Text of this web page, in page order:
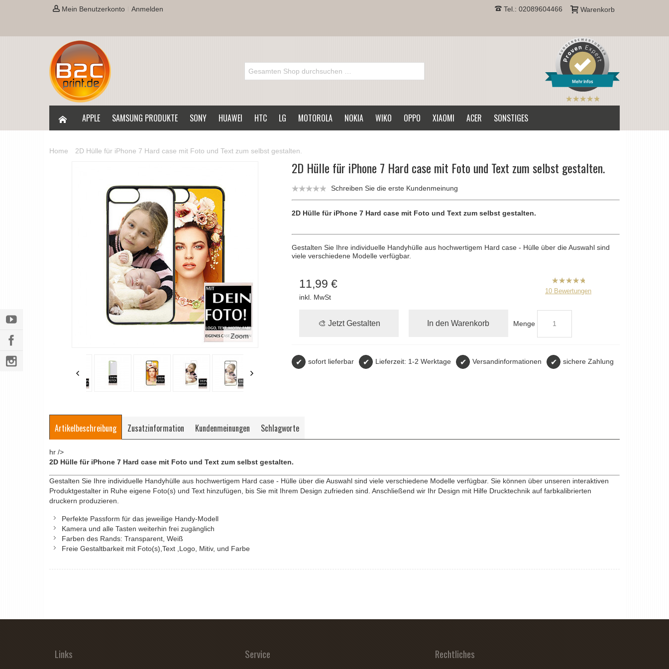
Mein Benutzerkonto Anmelden Warenkorb
Tel.: 02089604466
Mehr Infos
B2CPrint
Sternen |
APPLE SAMSUNG PRODUKTE SONY HUAWEI HTC LG MOTOROLA NOKIA WIKO OPPO XIAOMI ACER SONSTIGES
Home 2D Hülle für iPhone 7 Hard case mit Foto und Text zum selbst gestalten.
Zoom
2D Hülle für iPhone 7 Hard case mit Foto und Text zum selbst gestalten.
Schreiben Sie die erste Kundenmeinung
2D Hülle für iPhone 7 Hard case mit Foto und Text zum selbst gestalten.
Gestalten Sie Ihre individuelle Handyhülle aus hochwertigem Hard case - Hülle über die Auswahl sind
viele verschiedene Modelle verfügbar.
11,99 €
inkl. MwSt
B2CPrint
10 Bewertungen
🎨 Jetzt Gestalten In den Warenkorb Menge
✔ sofort lieferbar ✔ Lieferzeit: 1-2 Werktage ✔ Versandinformationen ✔ sichere Zahlung
Artikelbeschreibung Zusatzinformation Kundenmeinungen Schlagworte
hr />
2D Hülle für iPhone 7 Hard case mit Foto und Text zum selbst gestalten.
Gestalten Sie Ihre individuelle Handyhülle aus hochwertigem Hard case - Hülle über die Auswahl sind viele verschiedene Modelle verfügbar. Sie können über unseren interaktiven
Produktgestalter in Ruhe eigene Foto(s) und Text hinzufügen, bis Sie mit Ihrem Design zufrieden sind. Anschließend wir Ihr Design mit Hilfe Drucktechnik auf farbkalibrierten
druckern produzieren.
Perfekte Passform für das jeweilige Handy-Modell
Kamera und alle Tasten weiterhin frei zugänglich
Farben des Rands: Transparent, Weiß
Freie Gestaltbarkeit mit Foto(s),Text ,Logo, Mitiv, und Farbe
Links Service Rechtliches